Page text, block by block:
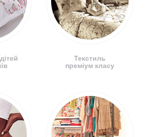
Текстиль
преміум класу